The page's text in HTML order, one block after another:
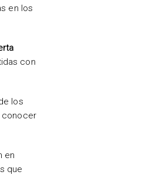
en los
con
los
conocer
en
que